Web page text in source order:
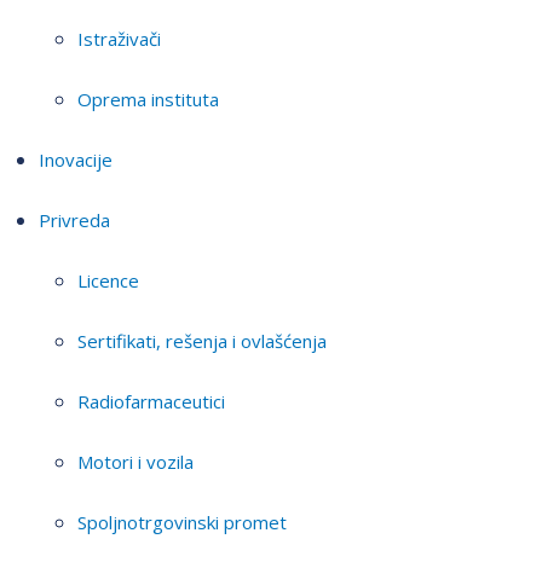
Istraživači
Oprema instituta
Inovacije
Privreda
Licence
Sertifikati, rešenja i ovlašćenja
Radiofarmaceutici
Motori i vozila
Spoljnotrgovinski promet